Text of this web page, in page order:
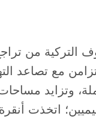
التركية من
مع تصاعد
وتزايد
اتخذت